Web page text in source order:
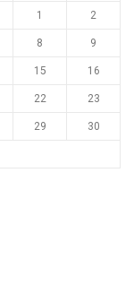
1 2
8 9
15 16
22 23
29 30